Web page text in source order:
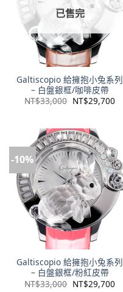
已售完
Galtiscopio 給擁抱小兔系列
– 白盤銀框/咖啡皮帶
NT$33,000 NT$29,700
-10%
Galtiscopio 給擁抱小兔系列
– 白盤銀框/粉紅皮帶
NT$33,000 NT$29,700